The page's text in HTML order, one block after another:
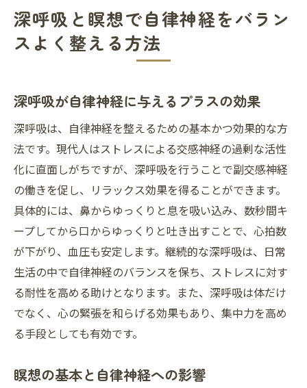
深呼吸と瞑想で自律神経をバラン
スよく整える方法
深呼吸が自律神経に与えるプラスの効果
深呼吸は、自律神経を整えるための基本かつ効果的な方
法です。現代人はストレスによる交感神経の過剰な活性
化に直面しがちですが、深呼吸を行うことで副交感神経
の働きを促し、リラックス効果を得ることができます。
具体的には、鼻からゆっくりと息を吸い込み、数秒間キ
ープしてから口からゆっくりと吐き出すことで、心拍数
が下がり、血圧も安定します。継続的な深呼吸は、日常
生活の中で自律神経のバランスを保ち、ストレスに対す
る耐性を高める助けとなります。また、深呼吸は体だけ
でなく、心の緊張を和らげる効果もあり、集中力を高め
る手段としても有効です。
瞑想の基本と自律神経への影響